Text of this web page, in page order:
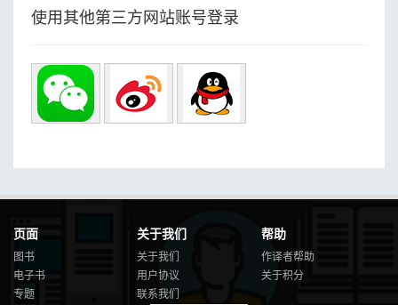
使用其他第三方网站账号登录
页面
图书
电子书
专题
关于我们
关于我们
用户协议
联系我们
帮助
作译者帮助
关于积分